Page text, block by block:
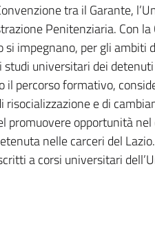
tra il Garante,
Penitenziaria. Con
si impegnano, per gli ambiti
universitari dei
percorso formativo,
e di
promuovere opportunità
nelle carceri del Lazio.
a corsi universitari